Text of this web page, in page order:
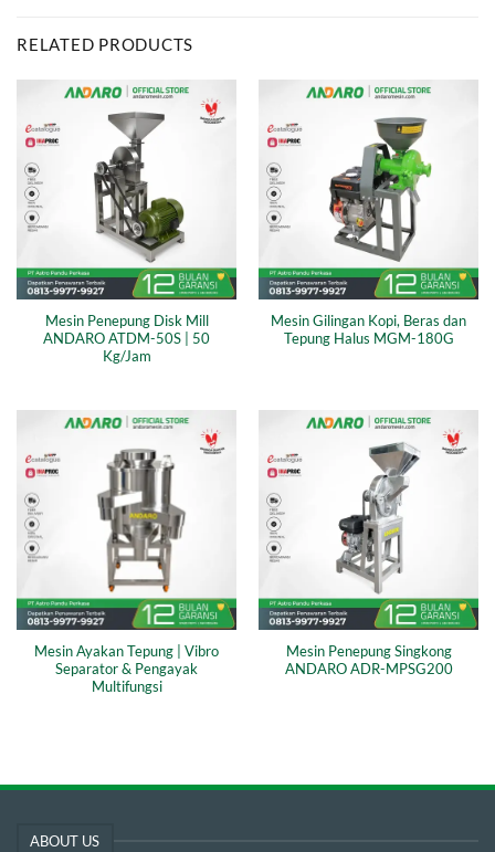
RELATED PRODUCTS
Mesin Penepung Disk Mill
ANDARO ATDM-50S | 50
Kg/Jam
Mesin Gilingan Kopi, Beras dan
Tepung Halus MGM-180G
Mesin Ayakan Tepung | Vibro
Separator & Pengayak
Multifungsi
Mesin Penepung Singkong
ANDARO ADR-MPSG200
ABOUT US